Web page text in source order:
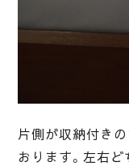
片側が収納付き
おります。左右